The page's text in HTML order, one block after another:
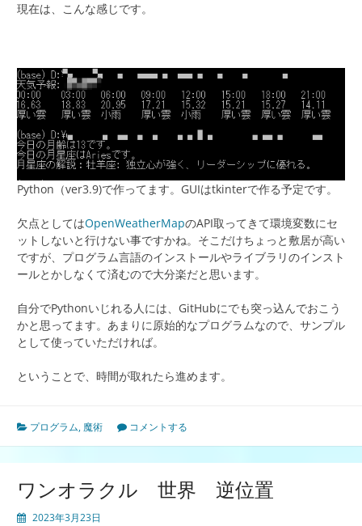
現在は、こんな感じです。
Python（ver3.9)で作ってます。GUIはtkinterで作る予定です。
欠点としてはOpenWeatherMapのAPI取ってきて環境変数にセ
ットしないと行けない事ですかね。そこだけちょっと敷居が高い
ですが、プログラム言語のインストールやライブラリのインスト
ールとかしなくて済むので大分楽だと思います。
自分でPythonいじれる人には、GitHubにでも突っ込んでおこう
かと思ってます。あまりに原始的なプログラムなので、サンプル
として使っていただければ。
ということで、時間が取れたら進めます。
プログラム, 魔術 コメントする
ワンオラクル 世界 逆位置
2023年3月23日